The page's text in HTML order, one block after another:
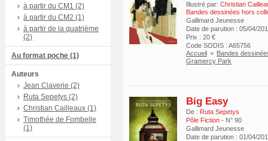
à partir du CM1 (2)
à partir du CM2 (1)
à partir de la quatrième
(2)
Au format poche (1)
Auteurs
Jean Claverie (2)
Ruta Sepetys (2)
Christian Cailleaux (1)
Timothée de Fombelle
(1)
Illustré par: Christian
Bandes dessinées hors
Gallimard Jeunesse
Date de parution : 05/04/
Prix : 20 €
Code SODIS : A65756
Accueil > Bandes
Gramercy Park
Big Easy
De : Ruta Sepetys
Pôle Fiction - N° 90
Gallimard Jeunesse
Date de parution : 01/04/